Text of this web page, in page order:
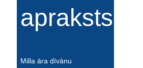
apraksts
Milla āra dīvānu